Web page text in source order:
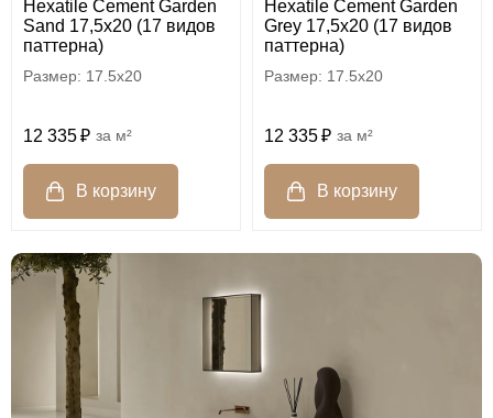
Hexatile Cement Garden
Sand 17,5x20 (17 видов
паттерна)
17.5x20
12 335 м²
Hexatile Cement Garden
Grey 17,5x20 (17 видов
паттерна)
17.5x20
12 335 м²